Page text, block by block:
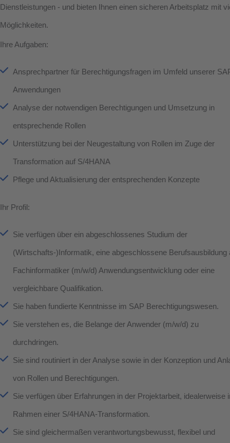
Dienstleistungen - und bieten Ihnen einen sicheren Arbeitsplatz mit
Möglichkeiten.
Ihre Aufgaben:
Ansprechpartner für Berechtigungsfragen im Umfeld unserer
Anwendungen
Analyse der notwendigen Berechtigungen und Umsetzung in
entsprechende Rollen
Unterstützung bei der Neugestaltung von Rollen im Zuge der
Transformation auf S/4HANA
Pflege und Aktualisierung der entsprechenden Konzepte
Ihr Profil:
Sie verfügen über ein abgeschlossenes Studium der
(Wirtschafts-)Informatik, eine abgeschlossene Berufsausbildung
Fachinformatiker (m/w/d) Anwendungs­entwicklung oder eine
vergleichbare Qualifikation.
Sie haben fundierte Kenntnisse im SAP Berechtigungswesen.
Sie verstehen es, die Belange der Anwender (m/w/d) zu
durchdringen.
Sie sind routiniert in der Analyse sowie in der Konzeption und
von Rollen und Berechtigungen.
Sie verfügen über Erfahrungen in der Projektarbeit, idealerweise
Rahmen einer S/4HANA-Transformation.
Sie sind gleichermaßen verantwortungsbewusst, flexibel und